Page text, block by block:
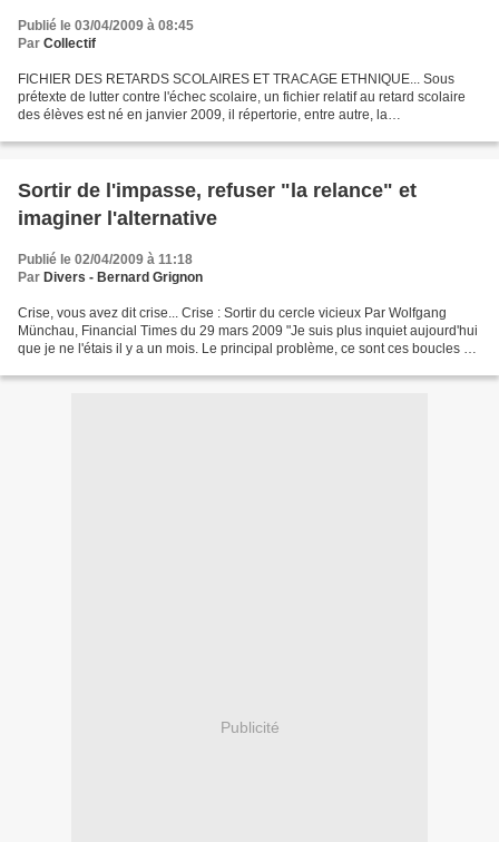
Publié le 03/04/2009 à 08:45
Par Collectif
FICHIER DES RETARDS SCOLAIRES ET TRACAGE ETHNIQUE... Sous
prétexte de lutter contre l'échec scolaire, un fichier relatif au retard scolaire
des élèves est né en janvier 2009, il répertorie, entre autre, la
Sortir de l'impasse, refuser "la relance" et
imaginer l'alternative
Publié le 02/04/2009 à 11:18
Par Divers - Bernard Grignon
Crise, vous avez dit crise... Crise : Sortir du cercle vicieux Par Wolfgang
Münchau, Financial Times du 29 mars 2009 "Je suis plus inquiet aujourd'hui
que je ne l'étais il y a un mois. Le principal problème, ce sont ces boucles de
Publicité